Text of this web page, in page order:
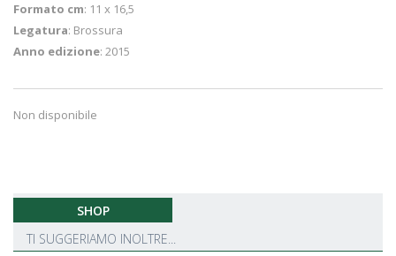
Formato cm: 11 x 16,5
Legatura: Brossura
Anno edizione: 2015
Non disponibile
SHOP
TI SUGGERIAMO INOLTRE...